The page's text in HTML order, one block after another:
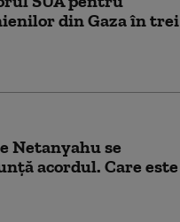
din Gaza în trei
Netanyahu se
acordul. Care este